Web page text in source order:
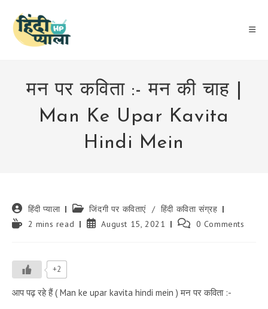
content
मन पर कविता :- मन की चाह |
Man Ke Upar Kavita
Hindi Mein
Post
author:
हिंदी प्याला
Post
category:
जिंदगी पर कविताएं / हिंदी कविता संग्रह
Reading2 mins read
PostAugust 15, 2021
Post 0 Comments
+2
आप पढ़ रहे हैं ( Man ke upar kavita hindi mein ) मन पर कविता :-